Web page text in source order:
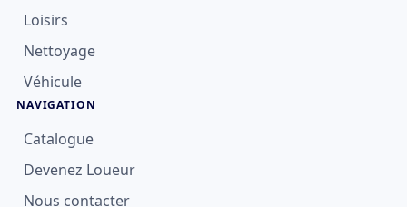
Loisirs
Nettoyage
Véhicule
NAVIGATION
Catalogue
Devenez Loueur
Nous contacter